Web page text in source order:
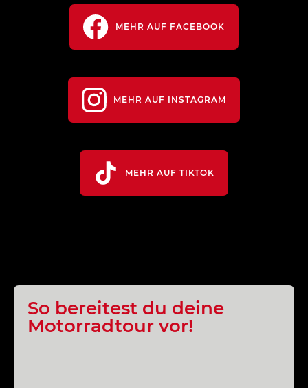
MEHR AUF FACEBOOK
MEHR AUF INSTAGRAM
MEHR AUF TIKTOK
So bereitest du deine
Motorradtour vor!